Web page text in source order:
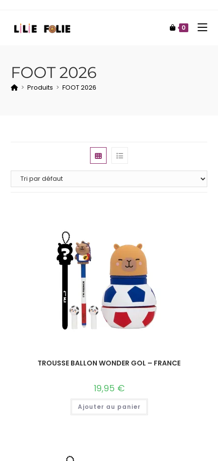
0
FOOT 2026
> Produits > FOOT 2026
TROUSSE BALLON WONDER GOL – FRANCE
19,95 €
Ajouter au panier